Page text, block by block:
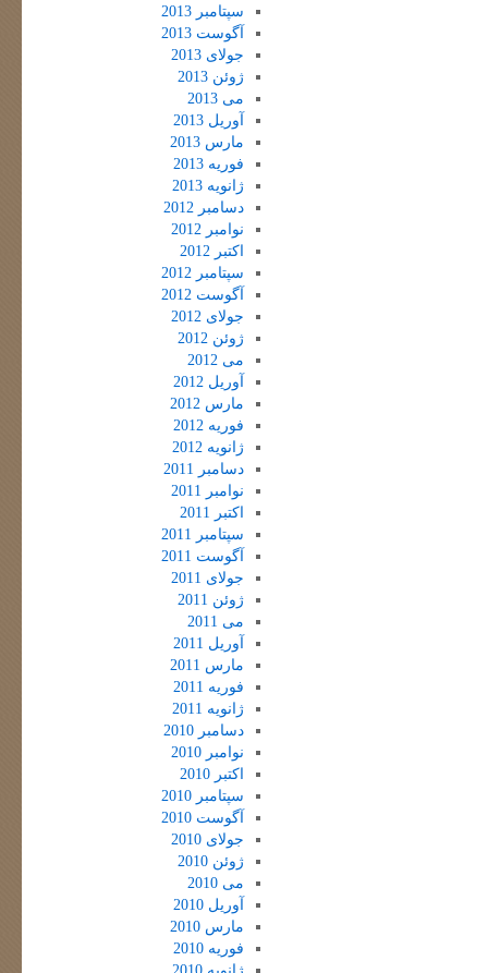
سپتامبر 2013
آگوست 2013
جولای 2013
ژوئن 2013
می 2013
آوریل 2013
مارس 2013
فوریه 2013
ژانویه 2013
دسامبر 2012
نوامبر 2012
اکتبر 2012
سپتامبر 2012
آگوست 2012
جولای 2012
ژوئن 2012
می 2012
آوریل 2012
مارس 2012
فوریه 2012
ژانویه 2012
دسامبر 2011
نوامبر 2011
اکتبر 2011
سپتامبر 2011
آگوست 2011
جولای 2011
ژوئن 2011
می 2011
آوریل 2011
مارس 2011
فوریه 2011
ژانویه 2011
دسامبر 2010
نوامبر 2010
اکتبر 2010
سپتامبر 2010
آگوست 2010
جولای 2010
ژوئن 2010
می 2010
آوریل 2010
مارس 2010
فوریه 2010